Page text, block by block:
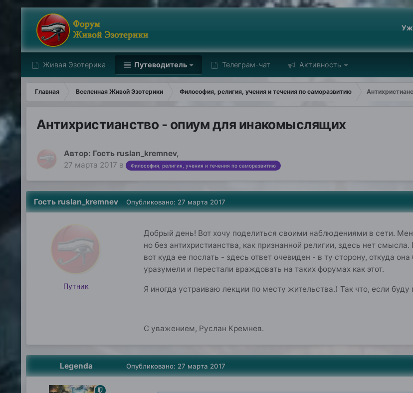
Живая Эзотерика Путеводитель Телеграм-чат Активность
Главная Вселенная Живой Эзотерики Философия, религия, учения и течения по саморазвитию
Антихристианство - опиум для инакомыслящих
Автор: Гость ruslan_kremnev,
27 марта 2017 в Философия, религия, учения и течения по саморазвитию
Гость ruslan_kremnev
Путник
Опубликовано: 27 марта 2017
Добрый день! Вот хочу поделиться своими наблюдениями в сети.
но без антихристианства, как признанной религии, здесь нет
вот куда ее послать - здесь ответ очевиден - в ту сторону, откуда
уразумели и перестали враждовать на таких форумах как этот.
Я иногда устраиваю лекции по месту жительства.) Так что, если
С уважением, Руслан Кремнев.
Legenda Опубликовано: 27 марта 2017